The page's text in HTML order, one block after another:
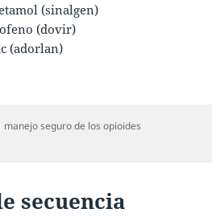
(sinalgen)
(dovir)
(adorlan)
manejo seguro de los opioides
secuencia